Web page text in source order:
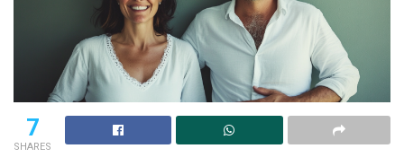
7
SHARES